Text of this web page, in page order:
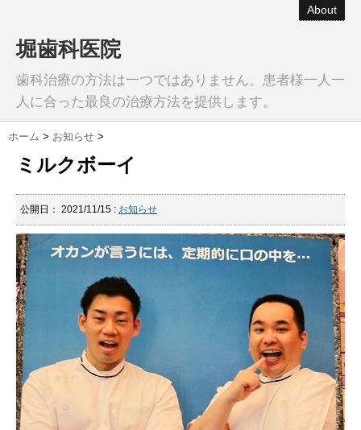
About
堀歯科医院
歯科治療の方法は一つではありません。患者様一人一
人に合った最良の治療方法を提供します。
ホーム > お知らせ >
ミルクボーイ
公開日： 2021/11/15 : お知らせ